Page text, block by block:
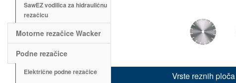
SawEZ vodilica za hidrauličnu
rezačicu
Motorne rezačice Wacker
Podne rezačice
Električne podne rezačice
Vrste reznih ploča